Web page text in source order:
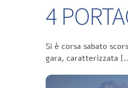
4
Si è corsa sabato
gara, caratterizzata